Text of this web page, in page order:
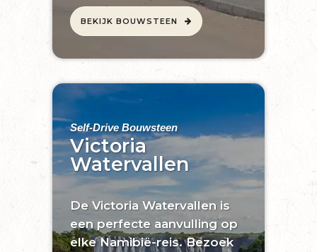
BEKIJK BOUWSTEEN
Self-Drive Bouwsteen
Victoria
Watervallen
De Victoria Watervallen is
een perfecte aanvulling op
elke Namibië-reis. Bezoek